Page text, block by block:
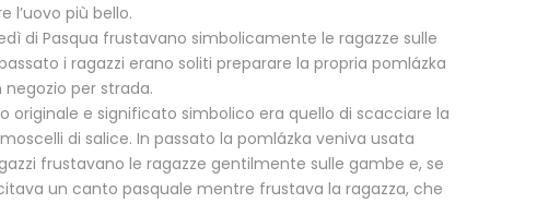
l’uovo più bello.
di Pasqua frustavano simbolicamente le ragazze sulle
i ragazzi erano soliti preparare la propria pomlázka
per strada.
originale e significato simbolico era quello di scacciare la
di salice. In passato la pomlázka veniva usata
frustavano le ragazze gentilmente sulle gambe e, se
un canto pasquale mentre frustava la ragazza, che